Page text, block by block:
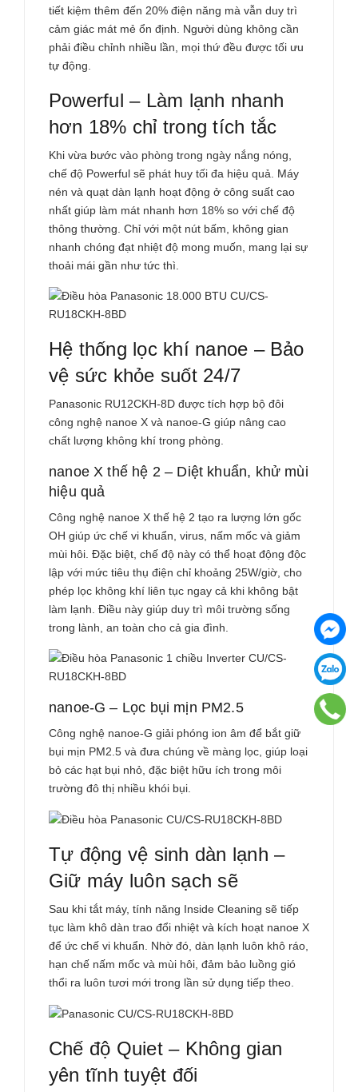
tiết kiệm thêm đến 20% điện năng mà vẫn duy trì
cảm giác mát mẻ ổn định. Người dùng không cần
phải điều chỉnh nhiều lần, mọi thứ đều được tối ưu
tự động.
Powerful – Làm lạnh nhanh
hơn 18% chỉ trong tích tắc
Khi vừa bước vào phòng trong ngày nắng nóng,
chế độ Powerful sẽ phát huy tối đa hiệu quả. Máy
nén và quạt dàn lạnh hoạt động ở công suất cao
nhất giúp làm mát nhanh hơn 18% so với chế độ
thông thường. Chỉ với một nút bấm, không gian
nhanh chóng đạt nhiệt độ mong muốn, mang lại sự
thoải mái gần như tức thì.
Hệ thống lọc khí nanoe – Bảo
vệ sức khỏe suốt 24/7
Panasonic RU12CKH-8D được tích hợp bộ đôi
công nghệ nanoe X và nanoe-G giúp nâng cao
chất lượng không khí trong phòng.
nanoe X thế hệ 2 – Diệt khuẩn, khử mùi
hiệu quả
Công nghệ nanoe X thế hệ 2 tạo ra lượng lớn gốc
OH giúp ức chế vi khuẩn, virus, nấm mốc và giảm
mùi hôi. Đặc biệt, chế độ này có thể hoạt động độc
lập với mức tiêu thụ điện chỉ khoảng 25W/giờ, cho
phép lọc không khí liên tục ngay cả khi không bật
làm lạnh. Điều này giúp duy trì môi trường sống
trong lành, an toàn cho cả gia đình.
nanoe-G – Lọc bụi mịn PM2.5
Công nghệ nanoe-G giải phóng ion âm để bắt giữ
bụi mịn PM2.5 và đưa chúng về màng lọc, giúp loại
bỏ các hạt bụi nhỏ, đặc biệt hữu ích trong môi
trường đô thị nhiều khói bụi.
Tự động vệ sinh dàn lạnh –
Giữ máy luôn sạch sẽ
Sau khi tắt máy, tính năng Inside Cleaning sẽ tiếp
tục làm khô dàn trao đổi nhiệt và kích hoạt nanoe X
để ức chế vi khuẩn. Nhờ đó, dàn lạnh luôn khô ráo,
hạn chế nấm mốc và mùi hôi, đảm bảo luồng gió
thổi ra luôn tươi mới trong lần sử dụng tiếp theo.
Chế độ Quiet – Không gian
yên tĩnh tuyệt đối